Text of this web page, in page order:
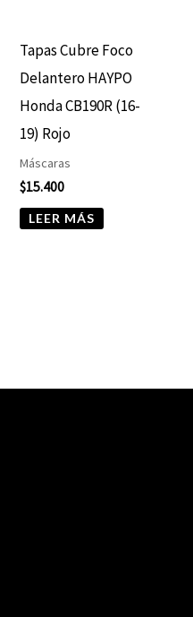
Tapas Cubre Foco
Delantero HAYPO
Honda CB190R (16-
19) Rojo
Máscaras
$15.400
LEER MÁS